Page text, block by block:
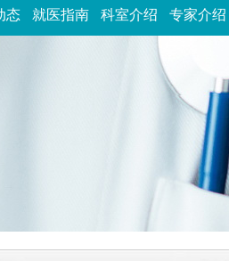
态 就医指南 科室介绍 专家介绍